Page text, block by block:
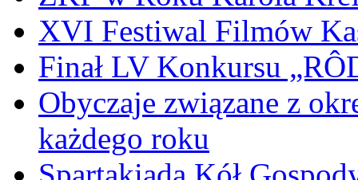
XVI Festiwal Filmów
Finał LV Konkursu
Obyczaje związane z
każdego roku